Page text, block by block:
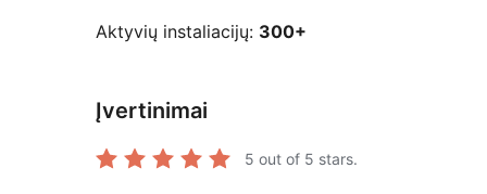
Aktyvių instaliacijų: 300+
Įvertinimai
5 out of 5 stars.